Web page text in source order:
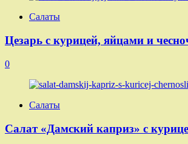
Салаты
Цезарь с курицей, яйцами и
0
Салаты
Салат «Дамский каприз» с